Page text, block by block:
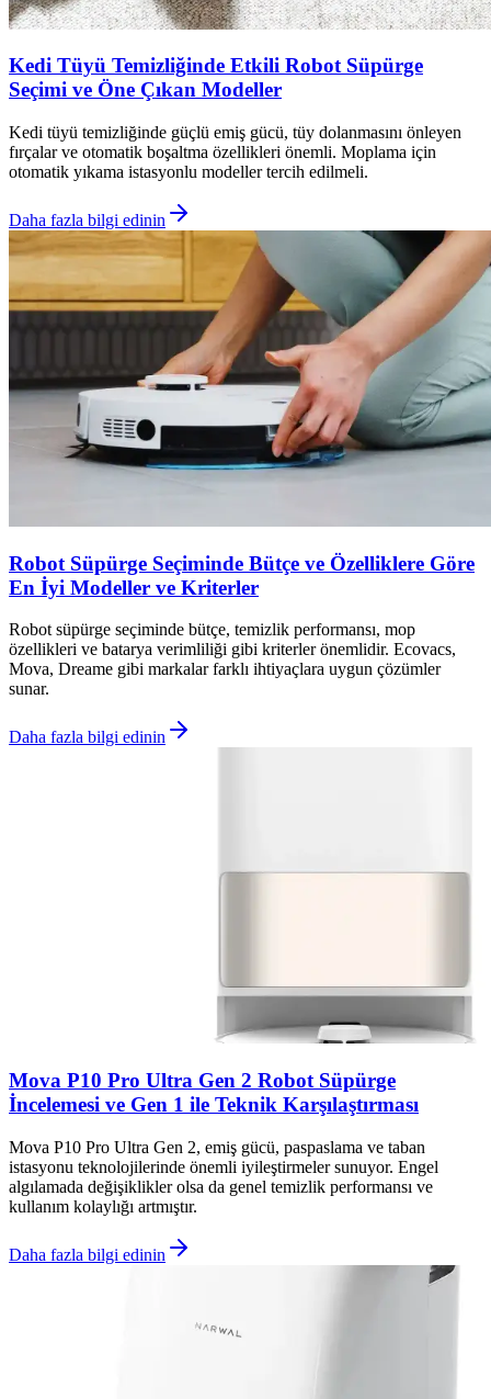
Kedi Tüyü Temizliğinde Etkili Robot Süpürge
Seçimi ve Öne Çıkan Modeller
Kedi tüyü temizliğinde güçlü emiş gücü, tüy dolanmasını önleyen
fırçalar ve otomatik boşaltma özellikleri önemli. Moplama için
otomatik yıkama istasyonlu modeller tercih edilmeli.
Daha fazla bilgi edinin
Robot Süpürge Seçiminde Bütçe ve Özelliklere Göre
En İyi Modeller ve Kriterler
Robot süpürge seçiminde bütçe, temizlik performansı, mop
özellikleri ve batarya verimliliği gibi kriterler önemlidir. Ecovacs,
Mova, Dreame gibi markalar farklı ihtiyaçlara uygun çözümler
sunar.
Daha fazla bilgi edinin
Mova P10 Pro Ultra Gen 2 Robot Süpürge
İncelemesi ve Gen 1 ile Teknik Karşılaştırması
Mova P10 Pro Ultra Gen 2, emiş gücü, paspaslama ve taban
istasyonu teknolojilerinde önemli iyileştirmeler sunuyor. Engel
algılamada değişiklikler olsa da genel temizlik performansı ve
kullanım kolaylığı artmıştır.
Daha fazla bilgi edinin